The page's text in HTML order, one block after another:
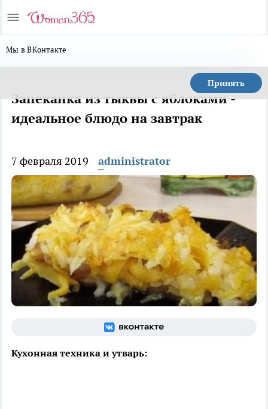
Мы в ВКонтакте
Принять
Запеканка из тыквы с яблоками -
идеальное блюдо на завтрак
7 февраля 2019 administrator
Кухонная техника и утварь: